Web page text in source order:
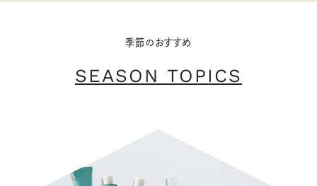
季節のおすすめ
SEASON TOPICS